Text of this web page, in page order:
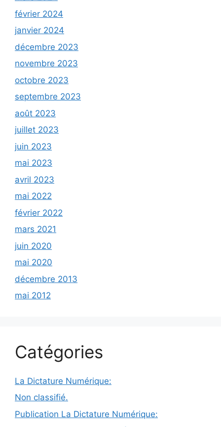
février 2024
janvier 2024
décembre 2023
novembre 2023
octobre 2023
septembre 2023
août 2023
juillet 2023
juin 2023
mai 2023
avril 2023
mai 2022
février 2022
mars 2021
juin 2020
mai 2020
décembre 2013
mai 2012
Catégories
La Dictature Numérique:
Non classifié.
Publication La Dictature Numérique: